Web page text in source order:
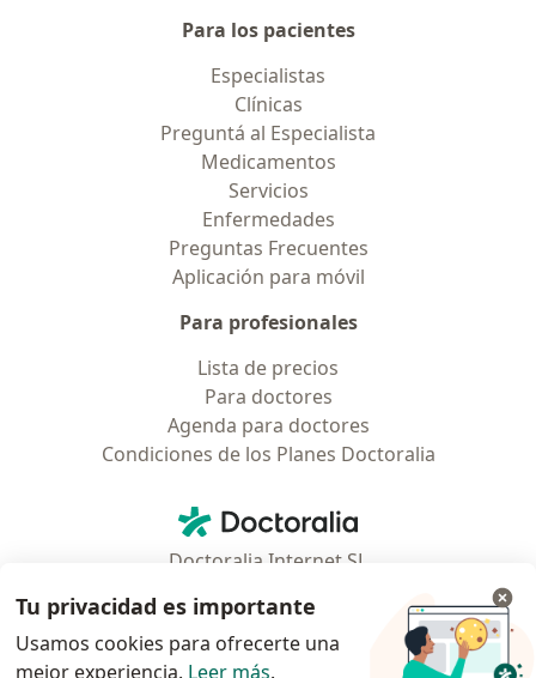
Para los pacientes
Especialistas
Clínicas
Preguntá al Especialista
Medicamentos
Servicios
Enfermedades
Preguntas Frecuentes
Aplicación para móvil
Para profesionales
Lista de precios
Para doctores
Agenda para doctores
Condiciones de los Planes Doctoralia
Doctoralia - Página de inicio
Doctoralia Internet SL
08019 Barcelona, Spain
Tu privacidad es importante
Usamos cookies para ofrecerte una
mejor experiencia. Leer más.